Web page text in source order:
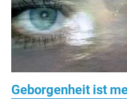
Geborgenheit ist